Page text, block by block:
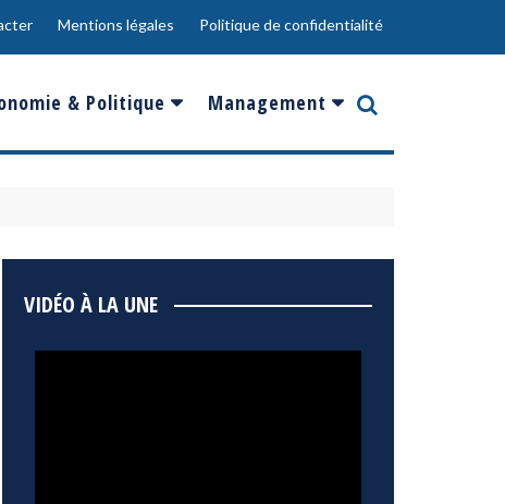
Mentions légales Politique de confidentialité
& Politique Management
Innovation
VIDÉO À LA UNE